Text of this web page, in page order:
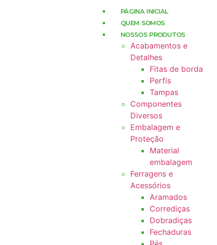
PÁGINA INICIAL
QUEM SOMOS
NOSSOS PRODUTOS
Acabamentos e
Detalhes
Fitas de borda
Perfis
Tampas
Componentes
Diversos
Embalagem e
Proteção
Material
embalagem
Ferragens e
Acessórios
Aramados
Corrediças
Dobradiças
Fechaduras